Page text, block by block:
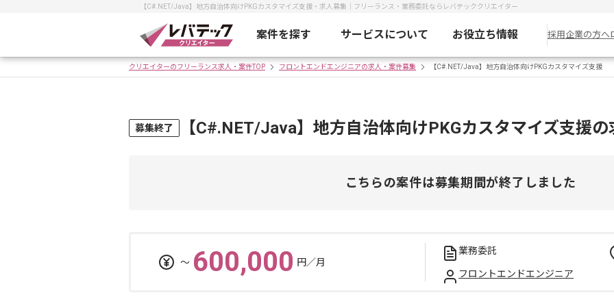
【C#.NET/Java】地方自治体向けPKGカスタマイズ支援・求人募集｜フリーランス・業務委託ならレバテッククリエイター
案件を探す サービスについて お役立ち情報 採用企業の方へ
クリエイターのフリーランス求人・案件TOP フロントエンドエンジニアの求人・案件募集 【C#.NET/Java】地方自治体向けPKGカスタマイズ支援
募集終了 【C#.NET/Java】地方自治体向けPKGカスタマイズ支援
こちらの案件は募集期間が終了しました
〜 600,000 円／月
業務委託
フロントエンドエンジニア